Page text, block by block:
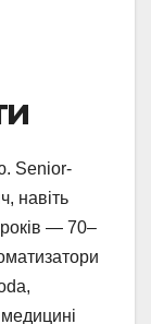
Senior-
навіть
років — 70–